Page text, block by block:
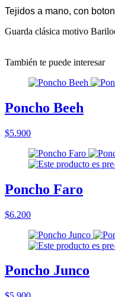
Tejidos a mano, con
Guarda clásica motivo
También te puede interesar
Poncho Beeh
$5.900
Poncho Faro
$6.200
Poncho Junco